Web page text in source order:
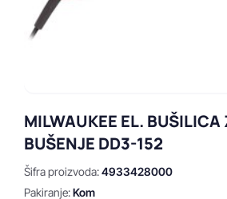
MILWAUKEE EL. BUŠILICA
BUŠENJE DD3-152
Šifra proizvoda:4933428000
Pakiranje:Kom